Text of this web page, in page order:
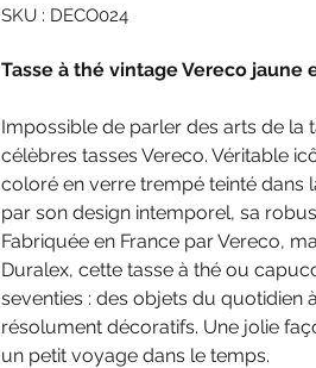
SKU : DECO024
Tasse à thé vintage Vereco jaune
Impossible de parler des arts de la
célèbres tasses Vereco. Véritable
coloré en verre trempé teinté dans
par son design intemporel, sa
Fabriquée en France par Vereco,
Duralex, cette tasse à thé ou
seventies : des objets du quotidien
résolument décoratifs. Une jolie
un petit voyage dans le temps.